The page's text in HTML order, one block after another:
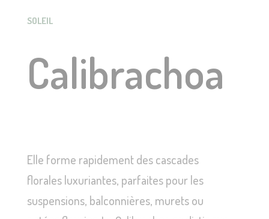
SOLEIL
Calibrachoa
Elle forme rapidement des cascades
florales luxuriantes, parfaites pour les
suspensions, balconnières, murets ou